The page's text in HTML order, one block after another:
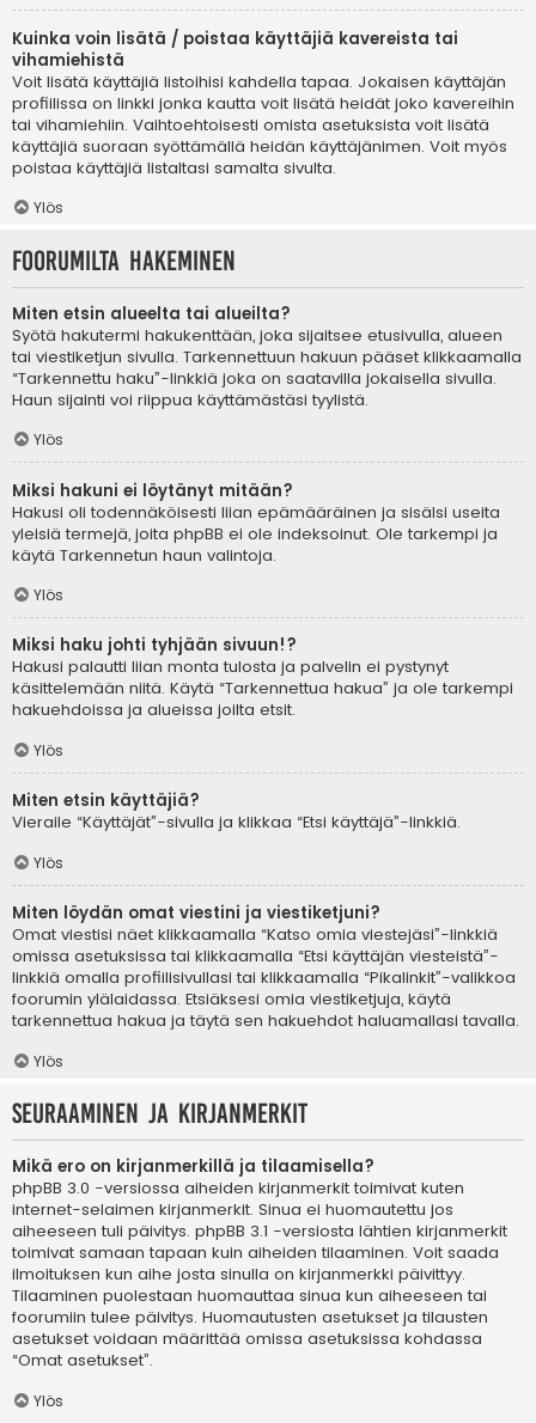
Kuinka voin lisätä / poistaa käyttäjiä kavereista tai
vihamiehistä
Voit lisätä käyttäjiä listoihisi kahdella tapaa. Jokaisen käyttäjän
profiilissa on linkki jonka kautta voit lisätä heidät joko kavereihin
tai vihamiehiin. Vaihtoehtoisesti omista asetuksista voit lisätä
käyttäjiä suoraan syöttämällä heidän käyttäjänimen. Voit myös
poistaa käyttäjiä listaltasi samalta sivulta.
Ylös
Foorumilta hakeminen
Miten etsin alueelta tai alueilta?
Syötä hakutermi hakukenttään, joka sijaitsee etusivulla, alueen
tai viestiketjun sivulla. Tarkennettuun hakuun pääset klikkaamalla
“Tarkennettu haku”-linkkiä joka on saatavilla jokaisella sivulla.
Haun sijainti voi riippua käyttämästäsi tyylistä.
Ylös
Miksi hakuni ei löytänyt mitään?
Hakusi oli todennäköisesti liian epämääräinen ja sisälsi useita
yleisiä termejä, joita phpBB ei ole indeksoinut. Ole tarkempi ja
käytä Tarkennetun haun valintoja.
Ylös
Miksi haku johti tyhjään sivuun!?
Hakusi palautti liian monta tulosta ja palvelin ei pystynyt
käsittelemään niitä. Käytä “Tarkennettua hakua” ja ole tarkempi
hakuehdoissa ja alueissa joilta etsit.
Ylös
Miten etsin käyttäjiä?
Vieraile “Käyttäjät”-sivulla ja klikkaa “Etsi käyttäjä”-linkkiä.
Ylös
Miten löydän omat viestini ja viestiketjuni?
Omat viestisi näet klikkaamalla “Katso omia viestejäsi”-linkkiä
omissa asetuksissa tai klikkaamalla “Etsi käyttäjän viesteistä”-
linkkiä omalla profiilisivullasi tai klikkaamalla “Pikalinkit”-valikkoa
foorumin ylälaidassa. Etsiäksesi omia viestiketjuja, käytä
tarkennettua hakua ja täytä sen hakuehdot haluamallasi tavalla.
Ylös
Seuraaminen ja kirjanmerkit
Mikä ero on kirjanmerkillä ja tilaamisella?
phpBB 3.0 -versiossa aiheiden kirjanmerkit toimivat kuten
internet-selaimen kirjanmerkit. Sinua ei huomautettu jos
aiheeseen tuli päivitys. phpBB 3.1 -versiosta lähtien kirjanmerkit
toimivat samaan tapaan kuin aiheiden tilaaminen. Voit saada
ilmoituksen kun aihe josta sinulla on kirjanmerkki päivittyy.
Tilaaminen puolestaan huomauttaa sinua kun aiheeseen tai
foorumiin tulee päivitys. Huomautusten asetukset ja tilausten
asetukset voidaan määrittää omissa asetuksissa kohdassa
“Omat asetukset”.
Ylös